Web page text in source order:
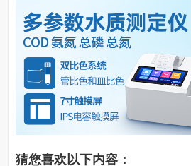
猜您喜欢以下内容：